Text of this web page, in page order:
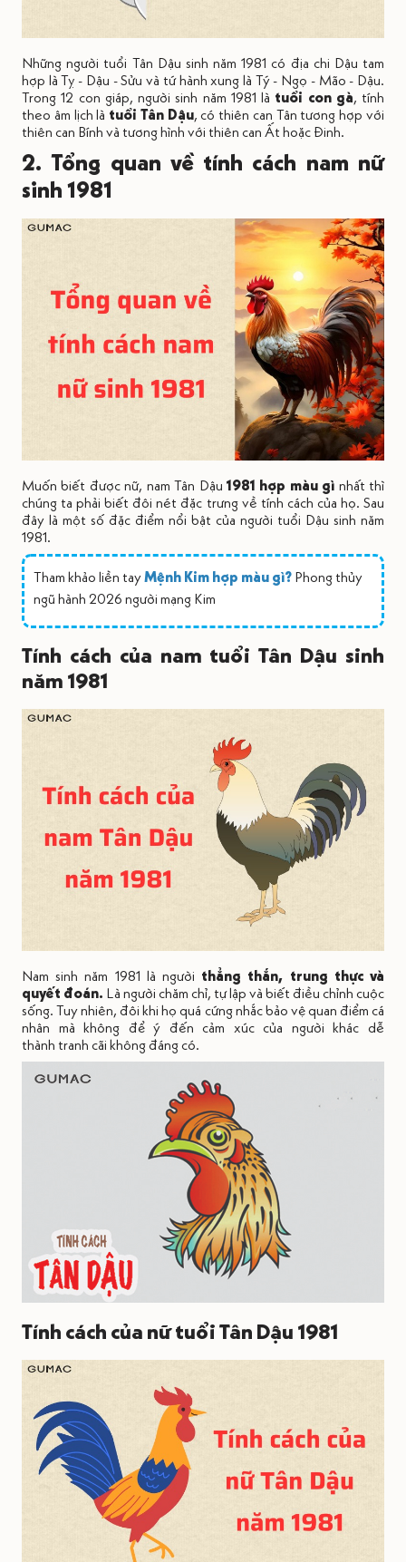
Những người tuổi Tân Dậu sinh năm 1981 có địa chi Dậu tam
hợp là Tỵ - Dậu - Sửu và tứ hành xung là Tý - Ngọ - Mão - Dậu.
Trong 12 con giáp, người sinh năm 1981 là tuổi con gà, tính
theo âm lịch là tuổi Tân Dậu, có thiên can Tân tương hợp với
thiên can Bính và tương hình với thiên can Ất hoặc Đinh.
2. Tổng quan về tính cách nam nữ
sinh 1981
Muốn biết được nữ, nam Tân Dậu 1981 hợp màu gì nhất thì
chúng ta phải biết đôi nét đặc trưng về tính cách của họ. Sau
đây là một số đặc điểm nổi bật của người tuổi Dậu sinh năm
1981.
Tham khảo liền tayMệnh Kim hợp màu gì? Phong thủy
ngũ hành 2026 người mạng Kim
Tính cách của nam tuổi Tân Dậu sinh
năm 1981
Nam sinh năm 1981 là người thẳng thắn, trung thực và
quyết đoán. Là người chăm chỉ, tự lập và biết điều chỉnh cuộc
sống. Tuy nhiên, đôi khi họ quá cứng nhắc bảo vệ quan điểm cá
nhân mà không để ý đến cảm xúc của người khác dễ
thành tranh cãi không đáng có.
Tính cách của nữ tuổi Tân Dậu 1981